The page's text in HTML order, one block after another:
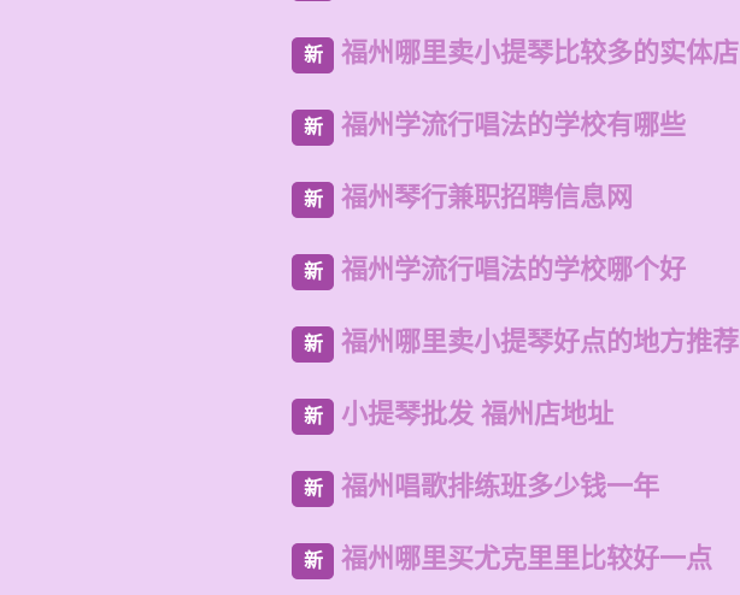
新 福州哪里卖小提琴比较多的实体店
新 福州学流行唱法的学校有哪些
新 福州琴行兼职招聘信息网
新 福州学流行唱法的学校哪个好
新 福州哪里卖小提琴好点的地方推荐
新 小提琴批发 福州店地址
新 福州唱歌排练班多少钱一年
新 福州哪里买尤克里里比较好一点